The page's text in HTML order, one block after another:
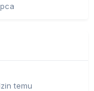
temu